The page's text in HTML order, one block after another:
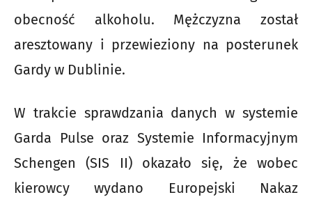
obecność alkoholu. Mężczyzna został
aresztowany i przewieziony na posterunek
Gardy w Dublinie.
W trakcie sprawdzania danych w systemie
Garda Pulse oraz Systemie Informacyjnym
Schengen (SIS II) okazało się, że wobec
kierowcy wydano Europejski Nakaz